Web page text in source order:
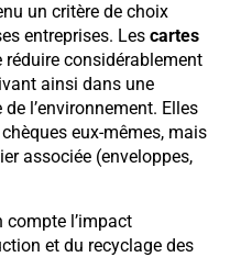
un critère de choix
entreprises. Les cartes
réduire considérablement
ainsi dans une
l’environnement. Elles
eux-mêmes, mais
associée (enveloppes,
compte l’impact
et du recyclage des